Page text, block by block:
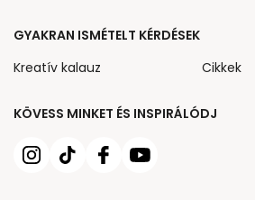
KÖVESS MINKET ÉS INSPIRÁLÓDJ
GYAKRAN ISMÉTELT KÉRDÉSEK
Kreatív kalauz
Cikkek